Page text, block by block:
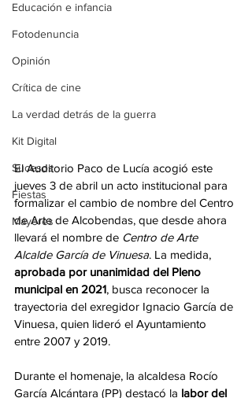
Educación e infancia
Fotodenuncia
Opinión
Crítica de cine
La verdad detrás de la guerra
Kit Digital
Sucesos
Fiestas
Mayores
El Auditorio Paco de Lucía acogió este
jueves 3 de abril un acto institucional para
formalizar el cambio de nombre del Centro
de Arte de Alcobendas, que desde ahora
llevará el nombre de Centro de Arte
Alcalde García de Vinuesa. La medida,
aprobada por unanimidad del Pleno
municipal en 2021, busca reconocer la
trayectoria del exregidor Ignacio García de
Vinuesa, quien lideró el Ayuntamiento
entre 2007 y 2019.
Durante el homenaje, la alcaldesa Rocío
García Alcántara (PP) destacó la labor del